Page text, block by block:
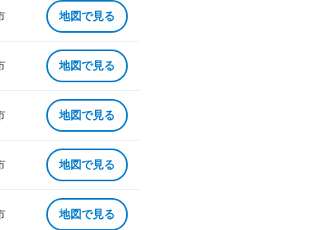
地図で見る
地図で見る
地図で見る
地図で見る
地図で見る